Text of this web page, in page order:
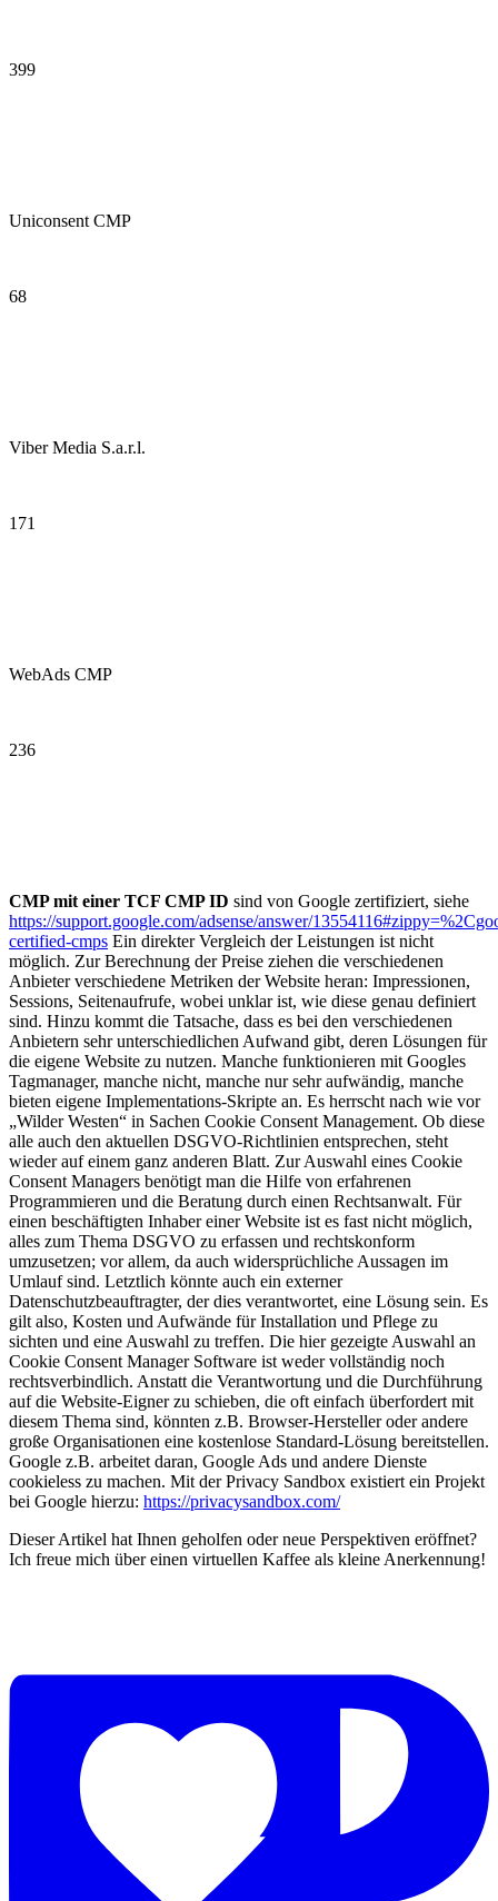
399
Uniconsent CMP
68
Viber Media S.a.r.l.
171
WebAds CMP
236
CMP mit einer TCF CMP ID sind von Google zertifiziert, siehe
https://support.google.com/adsense/answer/
certified-cmps Ein direkter Vergleich der Leistungen ist nicht
möglich. Zur Berechnung der Preise ziehen die verschiedenen
Anbieter verschiedene Metriken der Website heran: Impressionen,
Sessions, Seitenaufrufe, wobei unklar ist, wie diese genau definiert
sind. Hinzu kommt die Tatsache, dass es bei den verschiedenen
Anbietern sehr unterschiedlichen Aufwand gibt, deren Lösungen für
die eigene Website zu nutzen. Manche funktionieren mit Googles
Tagmanager, manche nicht, manche nur sehr aufwändig, manche
bieten eigene Implementations-Skripte an. Es herrscht nach wie vor
„Wilder Westen“ in Sachen Cookie Consent Management. Ob diese
alle auch den aktuellen DSGVO-Richtlinien entsprechen, steht
wieder auf einem ganz anderen Blatt. Zur Auswahl eines Cookie
Consent Managers benötigt man die Hilfe von erfahrenen
Programmieren und die Beratung durch einen Rechtsanwalt. Für
einen beschäftigten Inhaber einer Website ist es fast nicht möglich,
alles zum Thema DSGVO zu erfassen und rechtskonform
umzusetzen; vor allem, da auch widersprüchliche Aussagen im
Umlauf sind. Letztlich könnte auch ein externer
Datenschutzbeauftragter, der dies verantwortet, eine Lösung sein. Es
gilt also, Kosten und Aufwände für Installation und Pflege zu
sichten und eine Auswahl zu treffen. Die hier gezeigte Auswahl an
Cookie Consent Manager Software ist weder vollständig noch
rechtsverbindlich. Anstatt die Verantwortung und die Durchführung
auf die Website-Eigner zu schieben, die oft einfach überfordert mit
diesem Thema sind, könnten z.B. Browser-Hersteller oder andere
große Organisationen eine kostenlose Standard-Lösung bereitstellen.
Google z.B. arbeitet daran, Google Ads und andere Dienste
cookieless zu machen. Mit der Privacy Sandbox existiert ein Projekt
bei Google hierzu: https://privacysandbox.com/
Dieser Artikel hat Ihnen geholfen oder neue Perspektiven eröffnet?
Ich freue mich über einen virtuellen Kaffee als kleine Anerkennung!